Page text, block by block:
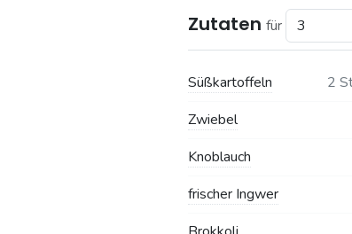
Zutaten für
Süßkartoffeln
2
Zwiebel
Knoblauch
frischer Ingwer